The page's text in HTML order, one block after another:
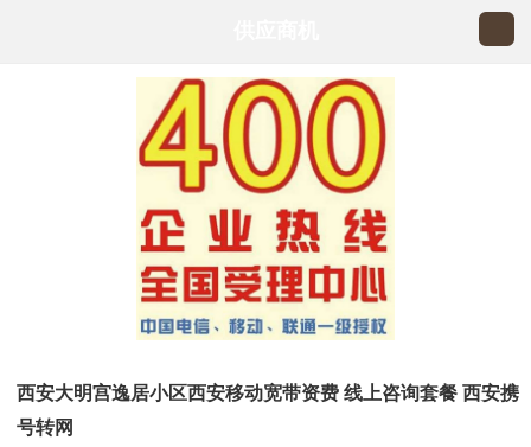
西安大明宫逸居小区西安移动宽带资费 线上咨询套餐 西安携
号转网